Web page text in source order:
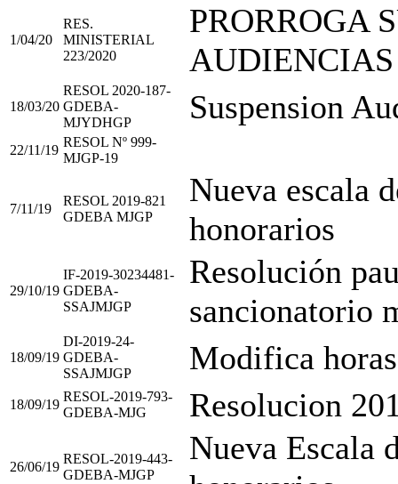
1/04/20
RES.
MINISTERIAL
223/2020
PRORROGA
18/03/20
RESOL 2020-187-
GDEBA-
MJYDHGP
Suspension
22/11/19
RESOL Nº 999-
MJGP-19
7/11/19
RESOL 2019-821
GDEBA MJGP
Nueva escala
honorarios
29/10/19
IF-2019-30234481-
GDEBA-
SSAJMJGP
Resolución
sancionatorio
18/09/19
DI-2019-24-
GDEBA-
SSAJMJGP
Modifica
18/09/19
RESOL-2019-793-
GDEBA-MJG
Resolucion
26/06/19
RESOL-2019-443-
GDEBA-MJGP
Nueva Escala